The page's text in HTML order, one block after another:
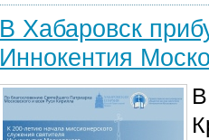
В Хабаровск
Иннокентия